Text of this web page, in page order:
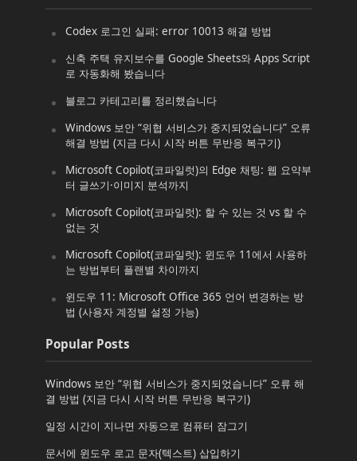
Codex 로그인 실패: error 10013 해결 방법
신축 주택 유지보수를 Google Sheets와 Apps Script
로 자동화해 봤습니다
블로그 카테고리를 정리했습니다
Windows 보안 “위협 서비스가 중지되었습니다” 오류
해결 방법 (지금 다시 시작 버튼 무반응 복구기)
Microsoft Copilot(코파일럿)의 Edge 채팅: 웹 요약부
터 글쓰기·이미지 분석까지
Microsoft Copilot(코파일럿): 할 수 있는 것 vs 할 수
없는 것
Microsoft Copilot(코파일럿): 윈도우 11에서 사용하
는 방법부터 플랜별 차이까지
윈도우 11: Microsoft Office 365 언어 변경하는 방
법 (사용자 계정별 설정 가능)
Popular Posts
Windows 보안 “위협 서비스가 중지되었습니다” 오류 해
결 방법 (지금 다시 시작 버튼 무반응 복구기)
일정 시간이 지나면 자동으로 컴퓨터 잠그기
문서에 윈도우 로고 문자(텍스트) 삽입하기